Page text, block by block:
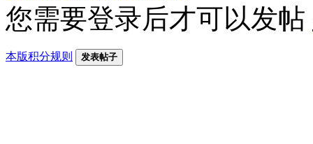
您需要登录后才可以发帖
本版积分规则 发表帖子